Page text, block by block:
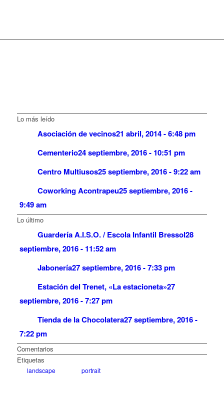
Lo más leído
Asociación de vecinos21 abril, 2014 - 6:48 pm
Cementerio24 septiembre, 2016 - 10:51 pm
Centro Multiusos25 septiembre, 2016 - 9:22 am
Coworking Acontrapeu25 septiembre, 2016 -
9:49 am
Lo último
Guardería A.I.S.O. / Escola Infantil Bressol28
septiembre, 2016 - 11:52 am
Jabonería27 septiembre, 2016 - 7:33 pm
Estación del Trenet, «La estacioneta»27
septiembre, 2016 - 7:27 pm
Tienda de la Chocolatera27 septiembre, 2016 -
7:22 pm
Comentarios
Etiquetas
landscape portrait